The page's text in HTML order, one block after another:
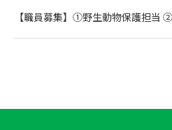
【職員募集】①野生動物保護担当